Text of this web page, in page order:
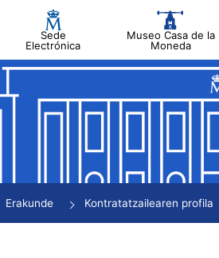
Sede
Electrónica
Museo Casa de la
Moneda
Ezkutatu
Ezkutatu
Erakunde Kontratatzailearen profila